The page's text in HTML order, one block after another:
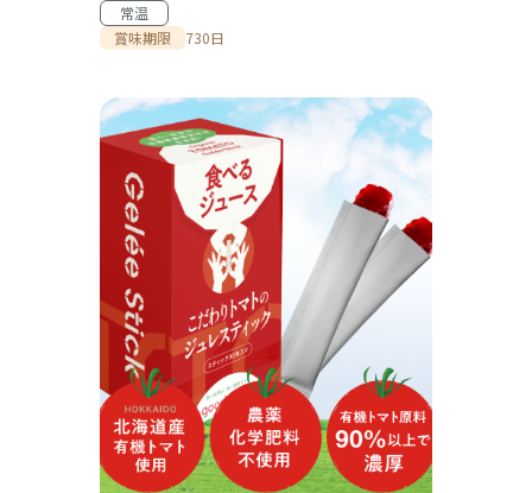
常温
賞味期限
730日